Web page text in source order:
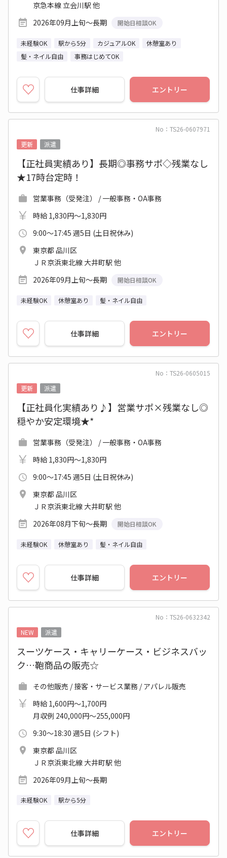
京急本線 立会川駅 他
2026年09月上旬～長期
開始日相談OK
未経験OK 駅から5分 カジュアルOK
休憩室あり
髪・ネイル自由
事務はじめてOK
仕事詳細 エントリー
No：TS26-0607971
更新
派遣
【正社員実績あり】長期◎事務サポ◇残業なし
★17時台定時！
営業事務（受発注） / 一般事務・OA事務
時給 1,830円～1,830円
9:00～17:45 週5日 (土日祝休み)
東京都 品川区
ＪＲ京浜東北線 大井町駅 他
2026年09月上旬～長期
開始日相談OK
未経験OK 休憩室あり 髪・ネイル自由
仕事詳細 エントリー
No：TS26-0605015
更新
派遣
【正社員化実績あり♪】営業サポ×残業なし◎
穏やか安定環境★*
営業事務（受発注） / 一般事務・OA事務
時給 1,830円～1,830円
9:00～17:45 週5日 (土日祝休み)
東京都 品川区
ＪＲ京浜東北線 大井町駅 他
2026年08月下旬～長期
開始日相談OK
未経験OK 休憩室あり 髪・ネイル自由
仕事詳細 エントリー
No：TS26-0632342
NEW
派遣
スーツケース・キャリーケース・ビジネスバッ
ク…鞄商品の販売☆
その他販売 / 接客・サービス業務 / アパレル販売
時給 1,600円～1,700円
月収例 240,000円～255,000円
9:30～18:30 週5日 (シフト)
東京都 品川区
ＪＲ京浜東北線 大井町駅 他
2026年09月上旬～長期
未経験OK 駅から5分
仕事詳細 エントリー